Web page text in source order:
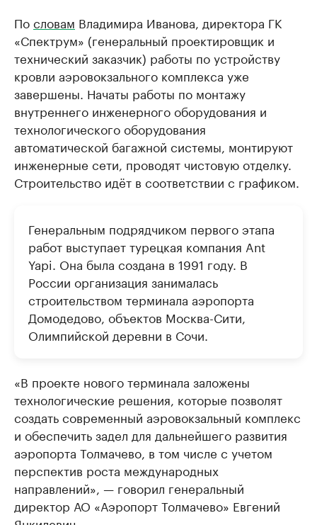
Пословам Владимира Иванова, директора ГК
«Спектрум» (генеральный проектировщик и
технический заказчик) работы по устройству
кровли аэровокзального комплекса уже
завершены. Начаты работы по монтажу
внутреннего инженерного оборудования и
технологического оборудования
автоматической багажной системы, монтируют
инженерные сети, проводят чистовую отделку.
Строительство идёт в соответствии с графиком.
Генеральным подрядчиком первого этапа
работ выступает турецкая компания Ant
Yapi. Она была создана в 1991 году. В
России организация занималась
строительством терминала аэропорта
Домодедово, объектов Москва-Сити,
Олимпийской деревни в Сочи.
«В проекте нового терминала заложены
технологические решения, которые позволят
создать современный аэровокзальный комплекс
и обеспечить задел для дальнейшего развития
аэропорта Толмачево, в том числе с учетом
перспектив роста международных
направлений», — говорил генеральный
директор АО «Аэропорт Толмачево» Евгений